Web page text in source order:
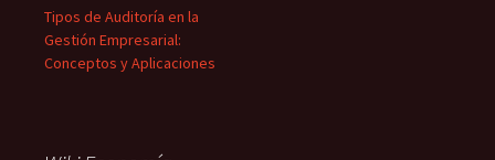
Tipos de Auditoría en la
Gestión Empresarial:
Conceptos y Aplicaciones